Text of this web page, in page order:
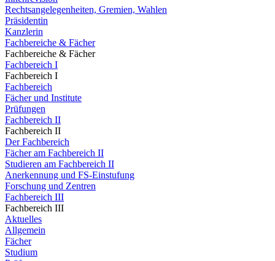
Rechtsangelegenheiten, Gremien, Wahlen
Präsidentin
Kanzlerin
Fachbereiche & Fächer
Fachbereiche & Fächer
Fachbereich I
Fachbereich I
Fachbereich
Fächer und Institute
Prüfungen
Fachbereich II
Fachbereich II
Der Fachbereich
Fächer am Fachbereich II
Studieren am Fachbereich II
Anerkennung und FS-Einstufung
Forschung und Zentren
Fachbereich III
Fachbereich III
Aktuelles
Allgemein
Fächer
Studium